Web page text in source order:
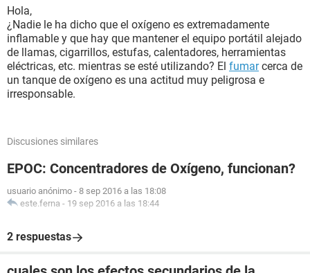
Hola,
¿Nadie le ha dicho que el oxígeno es extremadamente
inflamable y que hay que mantener el equipo portátil alejado
de llamas, cigarrillos, estufas, calentadores, herramientas
eléctricas, etc. mientras se esté utilizando? El fumarcerca de
un tanque de oxígeno es una actitud muy peligrosa e
irresponsable.
Discusiones similares
EPOC: Concentradores de Oxígeno, funcionan?
usuario anónimo - 8 sep 2016 a las 18:08
este.ferna - 19 sep 2016 a las 18:44
2 respuestas